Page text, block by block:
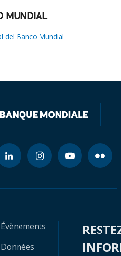
MUNDIAL
del Banco Mundial
Évènements
Données